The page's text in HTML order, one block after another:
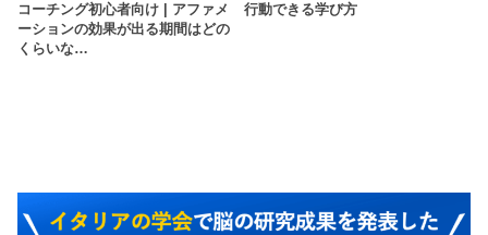
コーチング初心者向け | アファメ
ーションの効果が出る期間はどの
くらいな…
行動できる学び方